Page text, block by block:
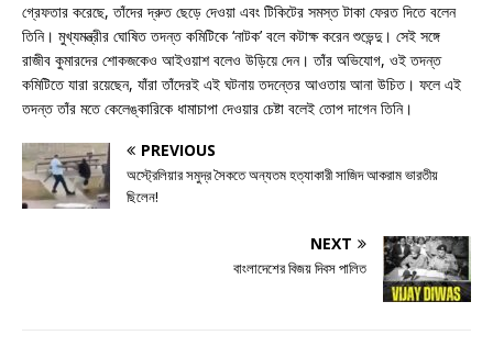
গ্রেফতার করেছে, তাঁদের দ্রুত ছেড়ে দেওয়া এবং টিকিটের সমস্ত টাকা ফেরত দিতে বলেন
তিনি। মুখ্যমন্ত্রীর ঘোষিত তদন্ত কমিটিকে ‘নাটক’ বলে কটাক্ষ করেন শুভেন্দু। সেই সঙ্গে
রাজীব কুমারদের শোকজকেও আইওয়াশ বলেও উড়িয়ে দেন। তাঁর অভিযোগ, ওই তদন্ত
কমিটিতে যারা রয়েছেন, যাঁরা তাঁদেরই এই ঘটনায় তদন্তের আওতায় আনা উচিত। ফলে এই
তদন্ত তাঁর মতে কেলেঙ্কারিকে ধামাচাপা দেওয়ার চেষ্টা বলেই তোপ দাগেন তিনি।
PREVIOUS
অস্ট্রেলিয়ার সমুদ্র সৈকতে অন্যতম হত্যাকারী সাজিদ আকরাম ভারতীয়
ছিলেন!
NEXT
বাংলাদেশের বিজয় দিবস পালিত